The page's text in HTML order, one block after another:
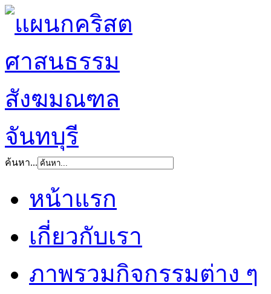
ค้นหา...
หน้าแรก
เกี่ยวกับเรา
ภาพรวมกิจกรรมต่าง ๆ